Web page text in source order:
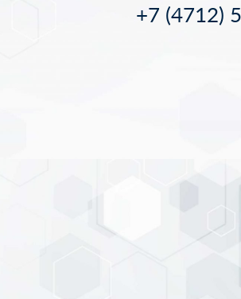
+7 (4712)